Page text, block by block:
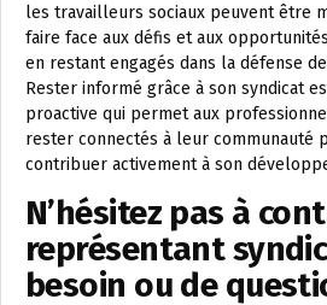
les travailleurs sociaux peuvent être
faire face aux défis et aux
en restant engagés dans la défense
Rester informé grâce à son syndicat
proactive qui permet aux
rester connectés à leur communauté
contribuer activement à son
N’hésitez pas à
représentant
besoin ou de